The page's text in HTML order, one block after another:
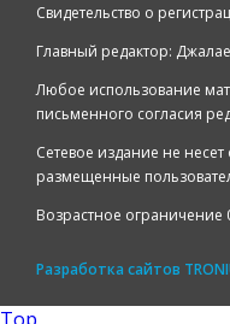
Свидетельство о
Главный редактор:
Любое использование
письменного согласия
Сетевое издание не несет
размещенные
Возрастное ограничение
Разработка сайтов